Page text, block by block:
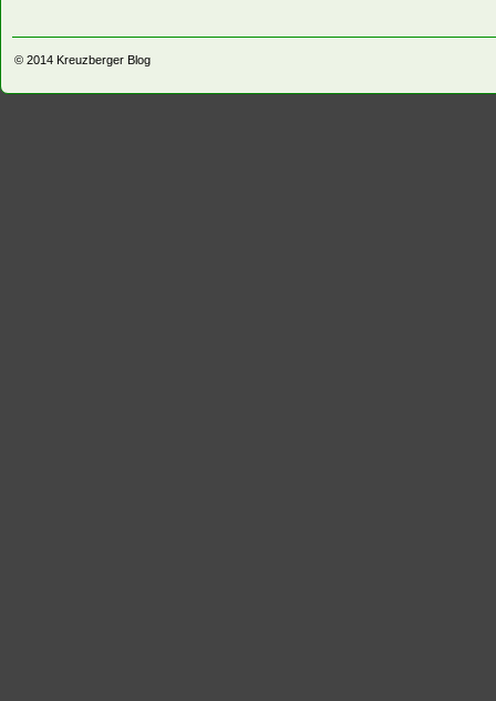
© 2014 Kreuzberger Blog